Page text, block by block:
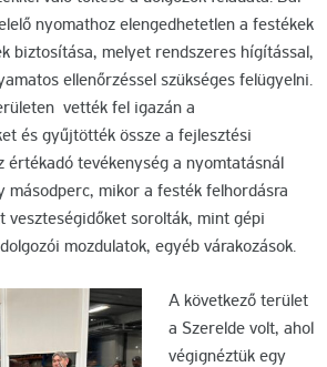
nyomathoz elengedhetetlen a festékek
biztosítása, melyet rendszeres hígítással,
ellenőrzéssel szükséges felügyelni.
vették fel igazán a
és gyűjtötték össze a fejlesztési
értékadó tevékenység a nyomtatásnál
másodperc, mikor a festék felhordásra
veszteségidőket sorolták, mint gépi
mozdulatok, egyéb várakozások.
A következő terület
a Szerelde volt, ahol
végignéztük egy